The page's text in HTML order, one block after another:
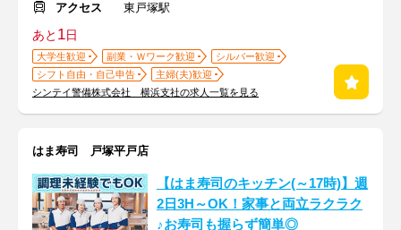
アクセス
東戸塚駅
あと 1日
大学生歓迎 副業・Ｗワーク歓迎
シルバー歓迎
シフト自由・自己申告
主婦(夫)歓迎
シンテイ警備株式会社 横浜支社の求人一覧を見る
はま寿司 戸塚平戸店
【はま寿司のキッチン(～17時)】週
2日3H～OK！家事と両立ラクラク
♪お寿司も握らず簡単◎